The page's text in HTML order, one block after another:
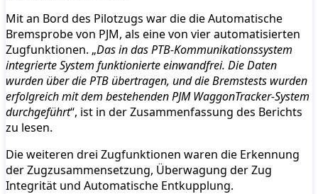
Mit an Bord des Pilotzugs war die die Automatische
Bremsprobe von PJM, als eine von vier automatisierten
Zugfunktionen. „Das in das PTB-Kommunikationssystem
integrierte System funktionierte einwandfrei. Die Daten
wurden über die PTB übertragen, und die Bremstests wurden
erfolgreich mit dem bestehenden PJM WaggonTracker-System
durchgeführt“, ist in der Zusammenfassung des Berichts
zu lesen.
Die weiteren drei Zugfunktionen waren die Erkennung
der Zugzusammensetzung, Überwagung der Zug
Integrität und Automatische Entkupplung.